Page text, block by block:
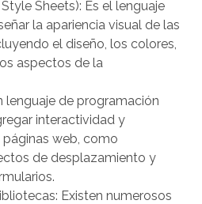
Sheets): Es el lenguaje
la apariencia visual de las
el diseño, los colores,
aspectos de la
lenguaje de programación
interactividad y
web, como
de desplazamiento y
Existen numerosos